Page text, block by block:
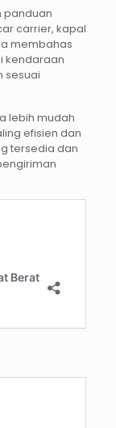
panduan
carrier, kapal
membahas
kendaraan
sesuai
lebih mudah
efisien dan
tersedia dan